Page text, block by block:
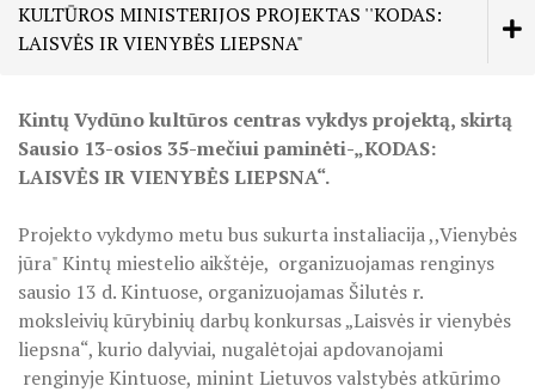
Ekspozicijos
Kultūros pasas
NVŠ
Veiklos planas
ŠILUTĖS ŽRVVG ,,ŽUVĖJŲ KRAŠTAS" PROJEKTAS 2025/
KULTŪROS MINISTERIJOS PROJEKTAS ''KODAS:
KPD PROJEKTAS ,,MAŽOSIOS LIETUVOS MOKYKLA-
KULTŪROS MINISTERIJOS PROJEKTAS ''KODAS:
LAISVĖS IR VIENYBĖS LIEPSNA"
ŠILUTĖS ŽRVVG ,,ŽUVĖJŲ KRAŠTAS" PROJEKTAS
2025/2026 M.
LAISVĖS IR VIENYBĖS LIEPSNA"
KPD PROJEKTAS ,,MAŽOSIOS LIETUVOS MOKYKLA-
UNIKALUS VIETOVĖS VEIDAS", 2025 M. Konferencija-
atviras forumas
Kintų Vydūno kultūros centras vykdys projektą, skirtą
Sausio 13-osios 35-mečiui paminėti-„KODAS:
LAISVĖS IR VIENYBĖS LIEPSNA“.
Projekto vykdymo metu bus sukurta instaliacija ,,Vienybės
jūra" Kintų miestelio aikštėje, organizuojamas renginys
sausio 13 d. Kintuose, organizuojamas Šilutės r.
moksleivių kūrybinių darbų konkursas „Laisvės ir vienybės
liepsna“, kurio dalyviai, nugalėtojai apdovanojami
renginyje Kintuose, minint Lietuvos valstybės atkūrimo